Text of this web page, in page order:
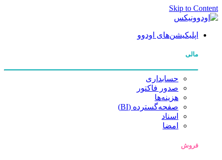
Skip to Content
اپلیکیشن‌های اودوو
مالی
حسابداری
صدور فاکتور
هزینه‌ها
صفحه‌گسترده (BI)
اسناد
امضا
فروش